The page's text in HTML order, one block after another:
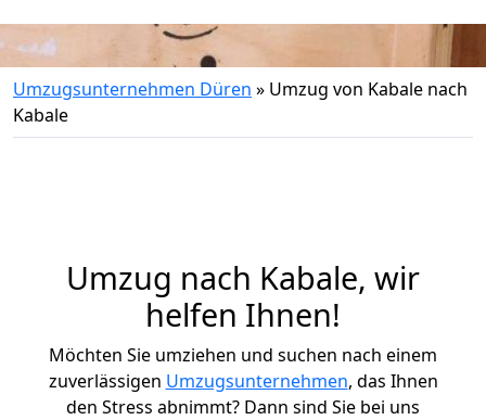
Umzugsunternehmen Düren » Umzug von Kabale nach
Kabale
Umzug nach Kabale, wir
helfen Ihnen!
Möchten Sie umziehen und suchen nach einem
zuverlässigen Umzugsunternehmen, das Ihnen
den Stress abnimmt? Dann sind Sie bei uns